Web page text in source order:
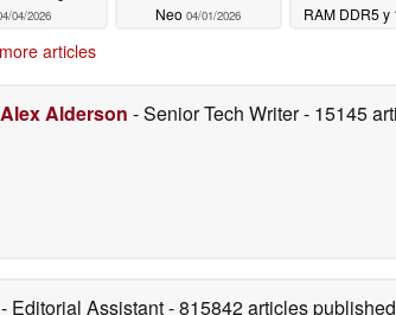
04/2026
Neo 04/01/2026
RAM DDR5 y
articles
Alex Alderson - Senior Tech Writer- 15145
- Editorial Assistant- 815842 articles